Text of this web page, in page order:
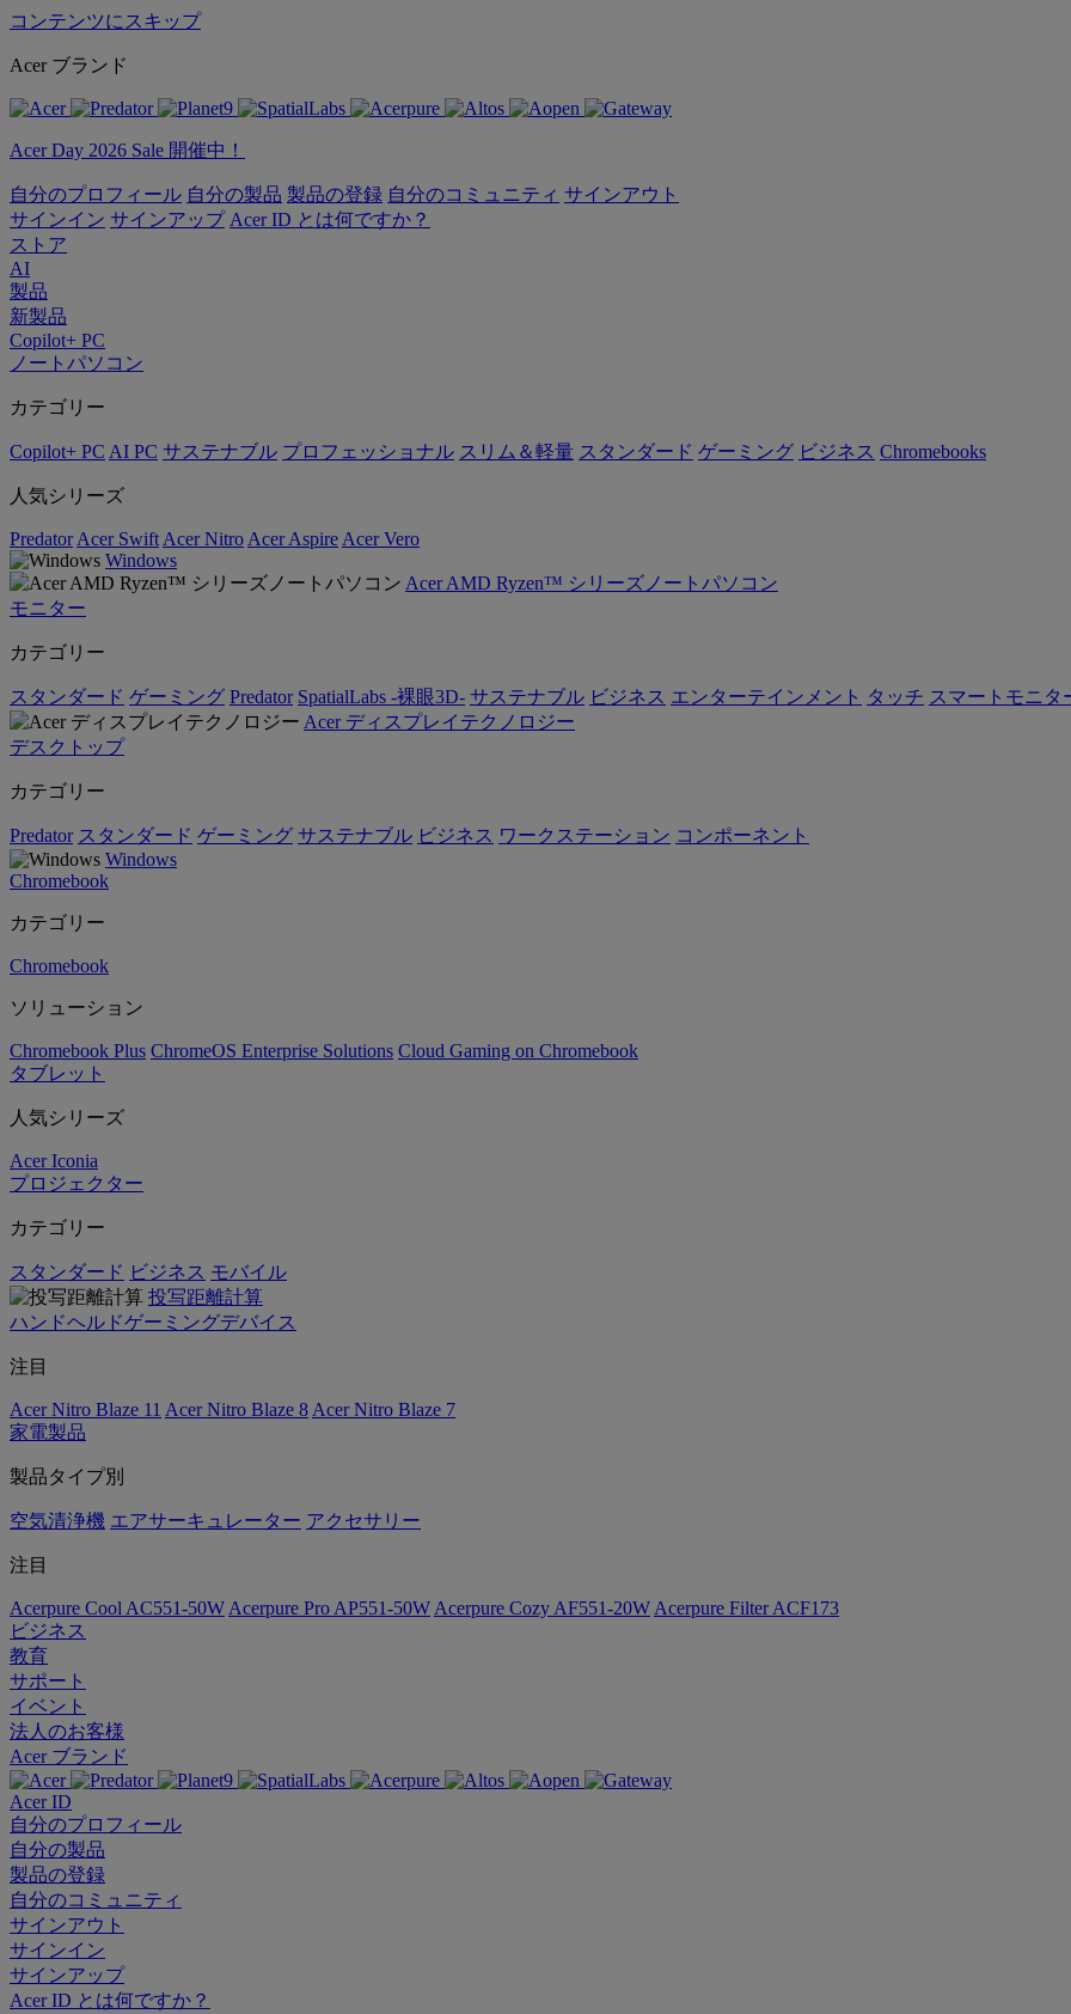
コンテンツにスキップ
Acer ブランド
Acer Day 2026 Sale 開催中！
自分のプロフィール 自分の製品 製品の登録 自分のコミュニティ サインアウト
サインイン サインアップ Acer ID とは何ですか？
ストア
AI
製品
新製品
Copilot+ PC
ノートパソコン
カテゴリー
Copilot+ PC AI PC サステナブル プロフェッショナル スリム＆軽量 スタンダード ゲーミング ビジネス Chromebooks
人気シリーズ
Predator Acer Swift Acer Nitro Acer Aspire Acer Vero
Windows
Acer AMD Ryzen™ シリーズノートパソコン
モニター
カテゴリー
スタンダード ゲーミング Predator SpatialLabs -裸眼3D- サステナブル ビジネス エンターテインメント タッチ スマートモニタ
Acer ディスプレイテクノロジー
デスクトップ
カテゴリー
Predator スタンダード ゲーミング サステナブル ビジネス ワークステーション コンポーネント
Windows
Chromebook
カテゴリー
Chromebook
ソリューション
Chromebook Plus ChromeOS Enterprise Solutions Cloud Gaming on Chromebook
タブレット
人気シリーズ
Acer Iconia
プロジェクター
カテゴリー
スタンダード ビジネス モバイル
投写距離計算
ハンドヘルドゲーミングデバイス
注目
Acer Nitro Blaze 11 Acer Nitro Blaze 8 Acer Nitro Blaze 7
家電製品
製品タイプ別
空気清浄機 エアサーキュレーター アクセサリー
注目
Acerpure Cool AC551-50W Acerpure Pro AP551-50W Acerpure Cozy AF551-20W Acerpure Filter ACF173
ビジネス
教育
サポート
イベント
法人のお客様
Acer ブランド
Acer ID
自分のプロフィール
自分の製品
製品の登録
自分のコミュニティ
サインアウト
サインイン
サインアップ
Acer ID とは何ですか？